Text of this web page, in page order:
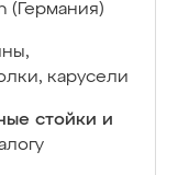
(Германия)
карусели
стойки и